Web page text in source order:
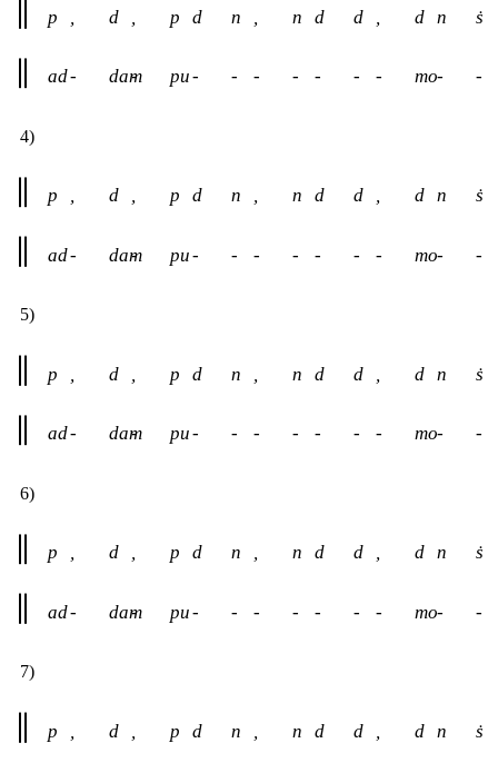
p , d , p d n , n d d , d n ṡ
ad- dam
- pu- - - - - - - mo- -
4)
p , d , p d n , n d d , d n ṡ
ad- dam
- pu- - - - - - - mo- -
5)
p , d , p d n , n d d , d n ṡ
ad- dam
- pu- - - - - - - mo- -
6)
p , d , p d n , n d d , d n ṡ
ad- dam
- pu- - - - - - - mo- -
7)
p , d , p d n , n d d , d n ṡ